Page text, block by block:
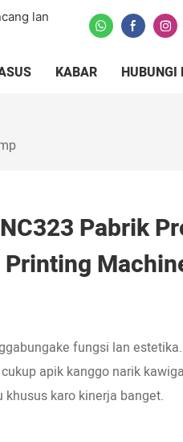
lan
KABAR HUBUNGI
Pabrik
fungsi lan
apik kanggo narik
karo kinerja banget.